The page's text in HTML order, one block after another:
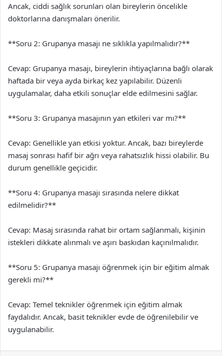
Ancak, ciddi sağlık sorunları olan bireylerin öncelikle
doktorlarına danışmaları önerilir.
**Soru 2: Grupanya masajı ne sıklıkla yapılmalıdır?**
Cevap: Grupanya masajı, bireylerin ihtiyaçlarına bağlı olarak
haftada bir veya ayda birkaç kez yapılabilir. Düzenli
uygulamalar, daha etkili sonuçlar elde edilmesini sağlar.
**Soru 3: Grupanya masajının yan etkileri var mı?**
Cevap: Genellikle yan etkisi yoktur. Ancak, bazı bireylerde
masaj sonrası hafif bir ağrı veya rahatsızlık hissi olabilir. Bu
durum genellikle geçicidir.
**Soru 4: Grupanya masajı sırasında nelere dikkat
edilmelidir?**
Cevap: Masaj sırasında rahat bir ortam sağlanmalı, kişinin
istekleri dikkate alınmalı ve aşırı baskıdan kaçınılmalıdır.
**Soru 5: Grupanya masajı öğrenmek için bir eğitim almak
gerekli mi?**
Cevap: Temel teknikler öğrenmek için eğitim almak
faydalıdır. Ancak, basit teknikler evde de öğrenilebilir ve
uygulanabilir.